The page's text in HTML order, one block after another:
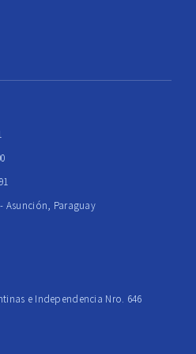
Asunción, Paraguay
e Independencia Nro. 646